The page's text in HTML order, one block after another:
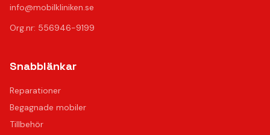
info@mobilkliniken.se
Org.nr: 556946-9199
Snabblänkar
Reparationer
Begagnade mobiler
Tillbehör